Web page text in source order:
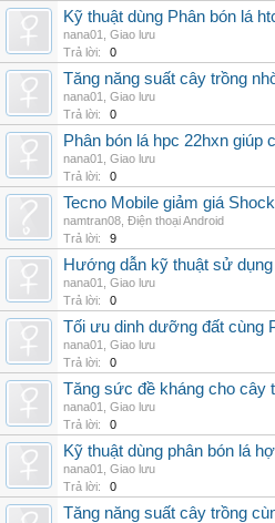
Kỹ thuật dùng Phân bón lá
nana01
Giao lưu
Trả lời:
0
Tăng năng suất cây trồng
nana01
Giao lưu
Trả lời:
0
Phân bón lá hpc 22hxn giúp
nana01
Giao lưu
Trả lời:
0
Tecno Mobile giảm giá
namtran08 Điện thoại Android
Trả lời:
9
Hướng dẫn kỹ thuật sử
nana01
Giao lưu
Trả lời:
0
Tối ưu dinh dưỡng đất cùng
nana01
Giao lưu
Trả lời:
0
Tăng sức đề kháng cho cây
nana01
Giao lưu
Trả lời:
0
Kỹ thuật dùng phân bón lá
nana01
Giao lưu
Trả lời:
0
Tăng năng suất cây trồng